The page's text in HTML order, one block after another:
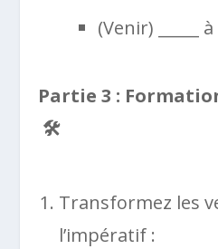
(Venir) _____
Partie 3 :
🛠️
Transformez les
l’impératif :